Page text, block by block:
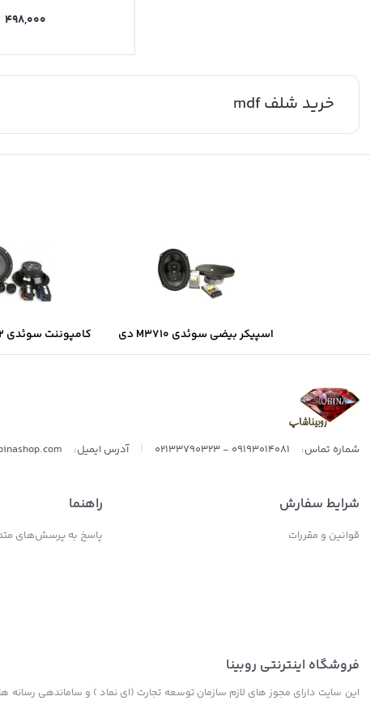
۴۹۸,۰۰۰
خرید شلف mdf
اسپیکر بیضی سوئدی M3710 دی
ال اس
کامپوننت سوئدی B6.2 دی ال اس
شماره تماس: 09193014081 - 02133790323 آدرس ایمیل:
شرایط سفارش
قوانین و مقررات
راهنما
پاسخ به پرسش‌های
فروشگاه اینترنتی روبینا
این سایت دارای مجوز های لازم سازمان توسعه تجارت (ای نماد ) و ساماندهی رسانه